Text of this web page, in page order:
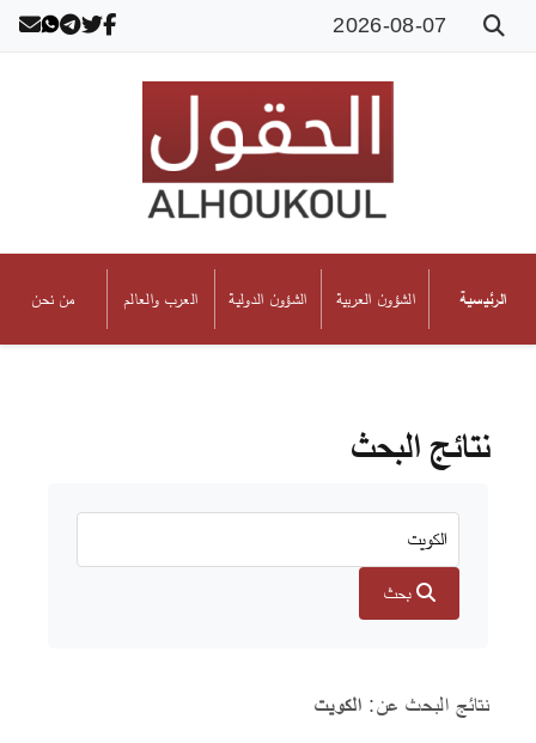
2026-08-07
الرئيسية الشؤون العربية الشؤون الدولية العرب والعالم من نحن
نتائج البحث
بحث
نتائج البحث عن:الكويت